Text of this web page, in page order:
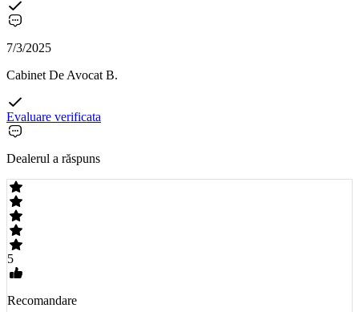
7/3/2025
Cabinet De Avocat B.
Evaluare verificata
Dealerul a răspuns
5
Recomandare